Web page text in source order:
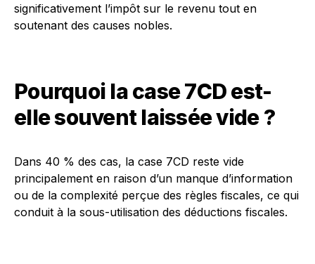
significativement l’impôt sur le revenu tout en
soutenant des causes nobles.
Pourquoi la case 7CD est-
elle souvent laissée vide ?
Dans 40 % des cas, la case 7CD reste vide
principalement en raison d’un manque d’information
ou de la complexité perçue des règles fiscales, ce qui
conduit à la sous-utilisation des déductions fiscales.